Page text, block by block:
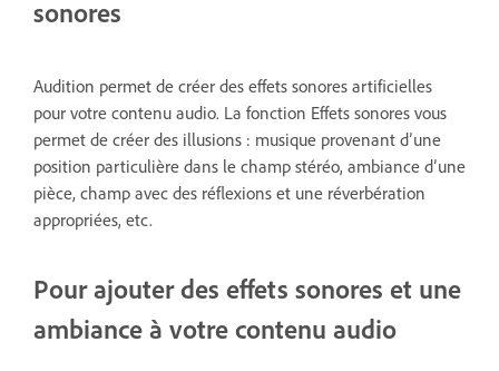
sonores
Audition permet de créer des effets sonores artificielles
pour votre contenu audio. La fonction Effets sonores vous
permet de créer des illusions : musique provenant d’une
position particulière dans le champ stéréo, ambiance d’une
pièce, champ avec des réflexions et une réverbération
appropriées, etc.
Pour ajouter des effets sonores et une
ambiance à votre contenu audio